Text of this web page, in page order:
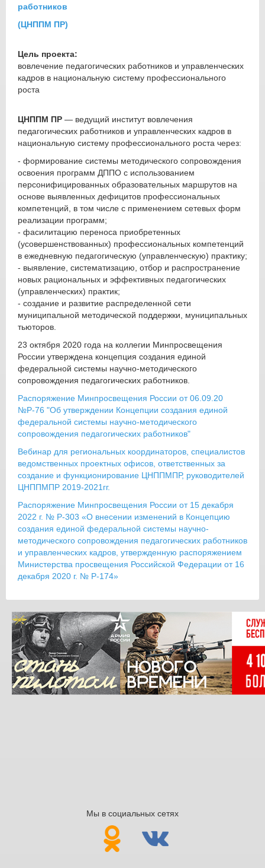
работников
(ЦНППМ ПР)
Цель проекта:
вовлечение педагогических работников и управленческих
кадров в национальную систему профессионального
роста
ЦНППМ ПР — ведущий институт вовлечения
педагогических работников и управленческих кадров в
национальную систему профессионального роста через:
- формирование системы методического сопровождения
освоения программ ДППО с использованием
персонифицированных образовательных маршрутов на
основе выявленных дефицитов профессиональных
компетенций, в том числе с применением сетевых форм
реализации программ;
- фасилитацию переноса приобретенных
(усовершенствованных) профессиональных компетенций
в ежедневную педагогическую (управленческую) практику;
- выявление, систематизацию, отбор и распространение
новых рациональных и эффективных педагогических
(управленческих) практик;
- создание и развитие распределенной сети
муниципальной методической поддержки, муниципальных
тьюторов.
23 октября 2020 года на коллегии Минпросвещения
России утверждена концепция создания единой
федеральной системы научно-методического
сопровождения педагогических работников.
Распоряжение Минпросвещения России от 06.09.20
№Р-76 "Об утверждении Концепции создания единой
федеральной системы научно-методического
сопровождения педагогических работников"
Вебинар для региональных координаторов, специалистов
ведомственных проектных офисов, ответственных за
создание и функционирование ЦНППМПР, руководителей
ЦНППМПР 2019-2021гг.
Распоряжение Минпросвещения России от 15 декабря
2022 г. № Р-303 «О внесении изменений в Концепцию
создания единой федеральной системы научно-
методического сопровождения педагогических работников
и управленческих кадров, утвержденную распоряжением
Министерства просвещения Российской Федерации от 16
декабря 2020 г. № Р-174»
Мы в социальных сетях